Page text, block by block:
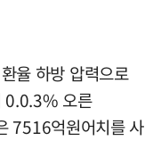
율 하방 압력으로
0.0.3% 오른
7516억원어치를 사